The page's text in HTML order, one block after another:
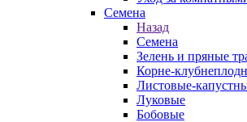
Семена
Назад
Семена
Зелень и пряные
Корне-
Листовые-
Луковые
Бобовые